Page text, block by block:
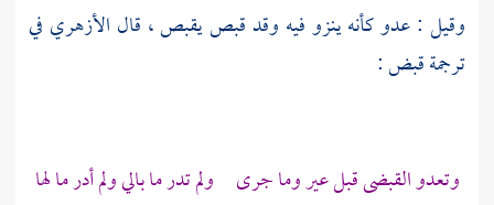
وقيل : عدو كأنه ينزو فيه وقد قبص يقبص ، قال الأزهري في
ترجمة قبض :
وتعدو القبضى قبل عير وما جرى ولم تدر ما بالي ولم أدر ما لها